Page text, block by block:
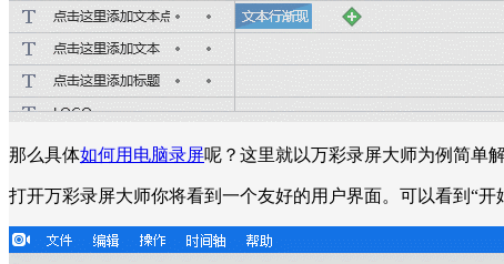
那么具体如何用电脑录屏呢？这里就以万彩录屏大师为例简单
打开万彩录屏大师你将看到一个友好的用户界面。可以看到“